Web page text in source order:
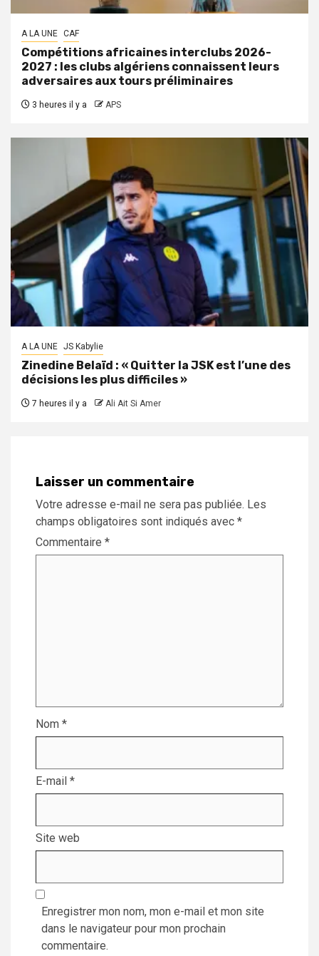
A LA UNE CAF
Compétitions africaines interclubs 2026-
2027 : les clubs algériens connaissent leurs
adversaires aux tours préliminaires
3 heures il y a APS
A LA UNE JS Kabylie
Zinedine Belaïd : « Quitter la JSK est l’une des
décisions les plus difficiles »
7 heures il y a Ali Ait Si Amer
Laisser un commentaire
Votre adresse e-mail ne sera pas publiée. Les
champs obligatoires sont indiqués avec *
Commentaire *
Nom *
E-mail *
Site web
Enregistrer mon nom, mon e-mail et mon site
dans le navigateur pour mon prochain
commentaire.